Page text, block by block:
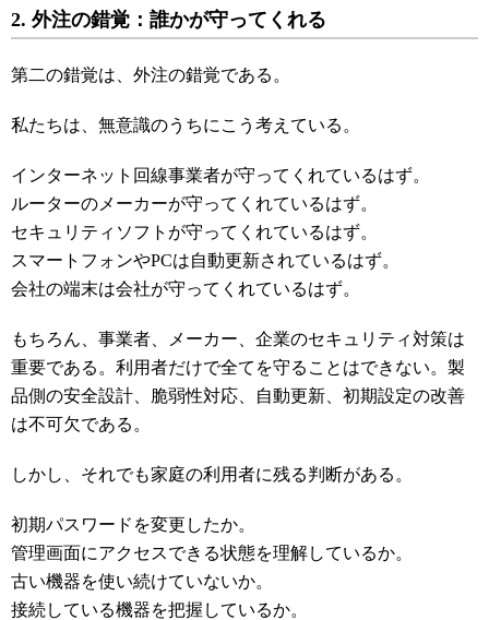
2. 外注の錯覚：誰かが守ってくれる
第二の錯覚は、外注の錯覚である。
私たちは、無意識のうちにこう考えている。
インターネット回線事業者が守ってくれているはず。
ルーターのメーカーが守ってくれているはず。
セキュリティソフトが守ってくれているはず。
スマートフォンやPCは自動更新されているはず。
会社の端末は会社が守ってくれているはず。
もちろん、事業者、メーカー、企業のセキュリティ対策は
重要である。利用者だけで全てを守ることはできない。製
品側の安全設計、脆弱性対応、自動更新、初期設定の改善
は不可欠である。
しかし、それでも家庭の利用者に残る判断がある。
初期パスワードを変更したか。
管理画面にアクセスできる状態を理解しているか。
古い機器を使い続けていないか。
接続している機器を把握しているか。